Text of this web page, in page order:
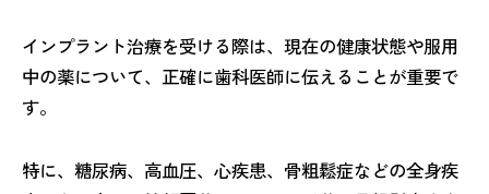
インプラント治療を受ける際は、現在の健康状態や服用
中の薬について、正確に歯科医師に伝えることが重要で
す。
特に、糖尿病、高血圧、心疾患、骨粗鬆症などの全身疾